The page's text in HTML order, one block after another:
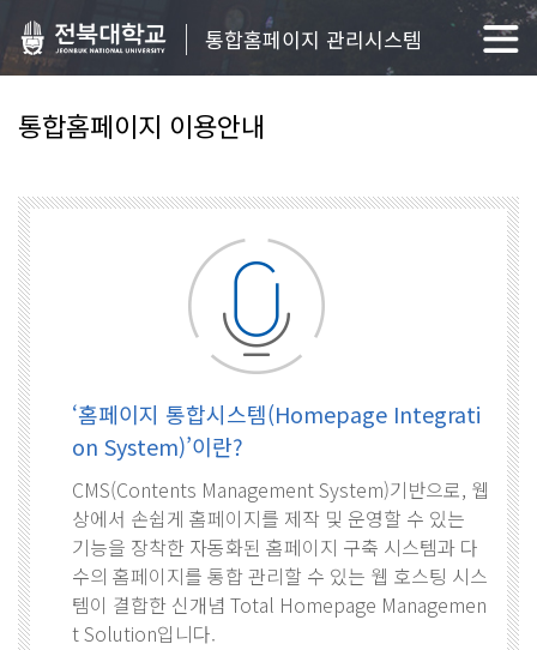
통합홈페이지 관리시스템
통합홈페이지 이용안내
‘홈페이지 통합시스템(Homepage Integrati
on System)’이란?
CMS(Contents Management System)기반으로, 웹
상에서 손쉽게 홈페이지를 제작 및 운영할 수 있는
기능을 장착한 자동화된 홈페이지 구축 시스템과 다
수의 홈페이지를 통합 관리할 수 있는 웹 호스팅 시스
템이 결합한 신개념 Total Homepage Managemen
t Solution입니다.